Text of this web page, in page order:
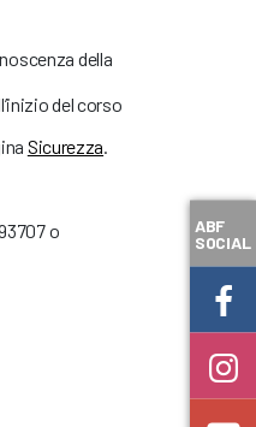
della
del corso
Sicurezza
o
ABF
SOCIAL